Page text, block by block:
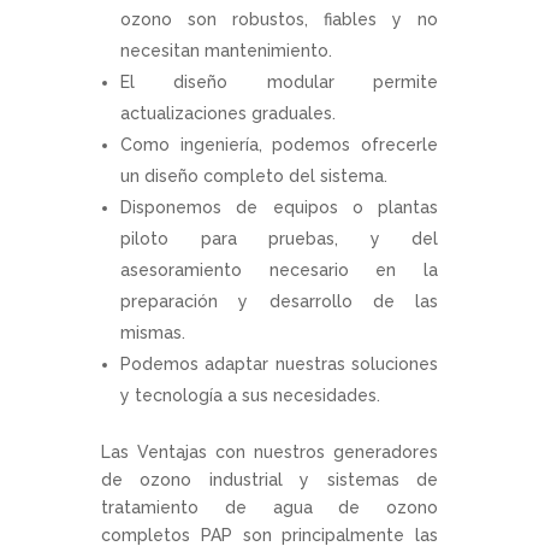
ozono son robustos, fiables y no
necesitan mantenimiento.
El diseño modular permite
actualizaciones graduales.
Como ingeniería, podemos ofrecerle
un diseño completo del sistema.
Disponemos de equipos o plantas
piloto para pruebas, y del
asesoramiento necesario en la
preparación y desarrollo de las
mismas.
Podemos adaptar nuestras soluciones
y tecnología a sus necesidades.
Las Ventajas con nuestros generadores
de ozono industrial y sistemas de
tratamiento de agua de ozono
completos PAP son principalmente las